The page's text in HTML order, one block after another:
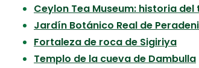
Ceylon Tea Museum: historia
Jardín Botánico Real de
Fortaleza de roca de Sigiriya
Templo de la cueva de Dambulla